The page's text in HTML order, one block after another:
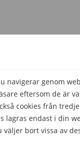
navigerar genom
eftersom de är
cookies från
lagras endast i din
bort vissa av
dig?